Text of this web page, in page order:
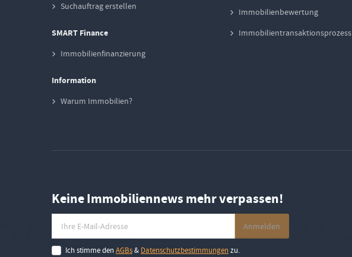
Suchauftrag erstellen
SMART Finance
Immobilienfinanzierung
Information
Warum Immobilien?
Immobilienbewertung
Immobilientransaktionsprozess
Keine Immobiliennews mehr verpassen!
Ich stimme denAGBs& Datenschutzbestimmungenzu.